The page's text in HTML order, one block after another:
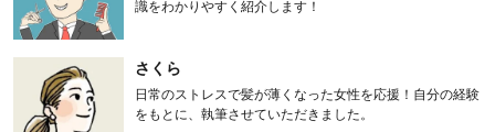
識をわかりやすく紹介します！
さくら
日常のストレスで髪が薄くなった女性を応援！自分の経験
をもとに、執筆させていただきました。